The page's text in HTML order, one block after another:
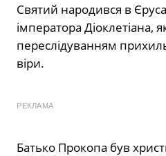
Святий народився в
імператора Діоклетіана,
переслідуванням
віри.
РЕКЛАМА
Батько Прокопа був